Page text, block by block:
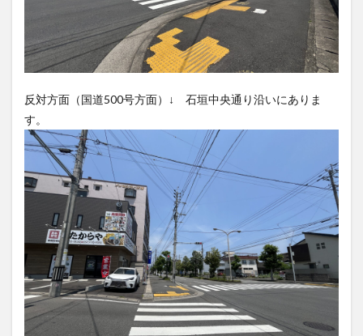
反対方面（国道500号方面）↓ 石垣中央通り沿いにありま
す。
津久見市
海開き 温泉 湧水
滝
漢方 炭火焼き 焼き菓子
玖珠郡
由布市 由布院 甲子園
石仏
移転
竹田 竹田市 竹田市ディナー
紅葉
絵本
自動販売機 自転車 臼杵市
舞台
芋
花 花火 茶碗蒸し
衆議院選挙
複合公共施設 観光
観光スポット
話題
豊後大野 豊後大野市
豊後高田市
買い物
車 農業文化公園
道の駅
鉄道ジオラマ
閉店 閉院 開店
開店閉店
開店閉店まとめ
開院 韓国
韓国料理
音楽
飛行機 飲み物 高崎山